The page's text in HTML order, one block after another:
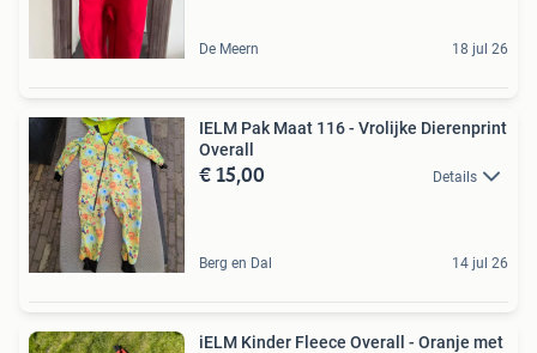
De Meern 18 jul 26
IELM Pak Maat 116 - Vrolijke Dierenprint
Overall
€ 15,00 Details
Berg en Dal 14 jul 26
iELM Kinder Fleece Overall - Oranje met